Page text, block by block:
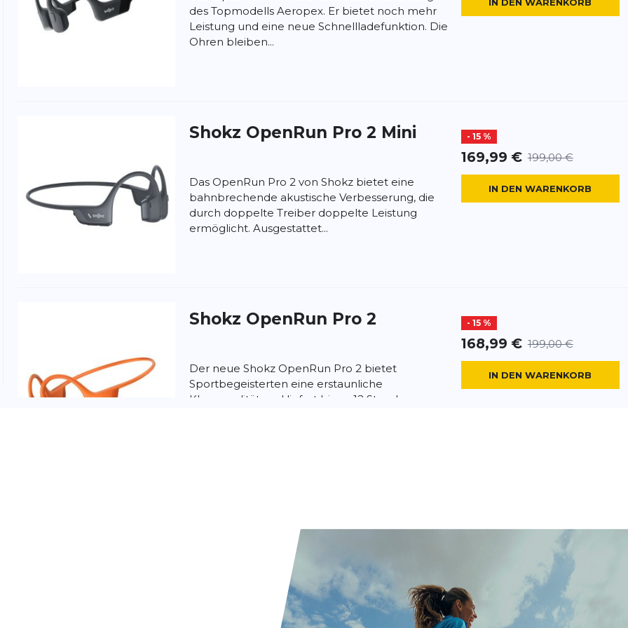
oder eines Shirts ist dann hinderlich.
Auch als Brillenträger hatte ich bisher
des Topmodells Aeropex. Er bietet noch mehr
Leistung und eine neue Schnellladefunktion. Die
Ohren bleiben...
IN DEN WARENKORB
Shokz OpenRun Pro 2 Mini - 15 %
169,99 € 199,00 €
Das OpenRun Pro 2 von Shokz bietet eine
bahnbrechende akustische Verbesserung, die
durch doppelte Treiber doppelte Leistung
ermöglicht. Ausgestattet...
IN DEN WARENKORB
Shokz OpenRun Pro 2 - 15 %
168,99 € 199,00 €
Der neue Shokz OpenRun Pro 2 bietet
Sportbegeisterten eine erstaunliche
Klangqualität und liefert bis zu 12 Stunden
IN DEN WARENKORB
169,99 € 199,00 €
Der neue Shokz OpenRun Pro 2 bietet
Sportbegeisterten eine erstaunliche
Klangqualität und liefert bis zu 12 Stunden
unübertroffenen Audiogenuss. Aus...
IN DEN WARENKORB